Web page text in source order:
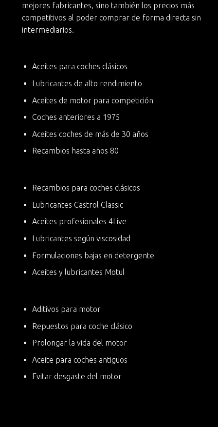
mejores fabricantes, sino también los precios más
competitivos al poder comprar de forma directa sin
intermediarios.
Aceites para coches clásicos
Lubricantes de alto rendimiento
Aceites de motor para competición
Coches anteriores a 1975
Aceites coches de más de 30 años
Recambios hasta años 80
Recambios para coches clásicos
Lubricantes Castrol Classic
Aceites profesionales 4Live
Lubricantes según viscosidad
Formulaciones bajas en detergente
Aceites y lubricantes Motul
Aditivos para motor
Repuestos para coche clásico
Prolongar la vida del motor
Aceite para coches antiguos
Evitar desgaste del motor